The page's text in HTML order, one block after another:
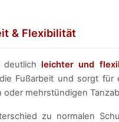
& Flexibilität
deutlich leichter und
Fußarbeit und sorgt für
oder mehrstündigen
zu normalen